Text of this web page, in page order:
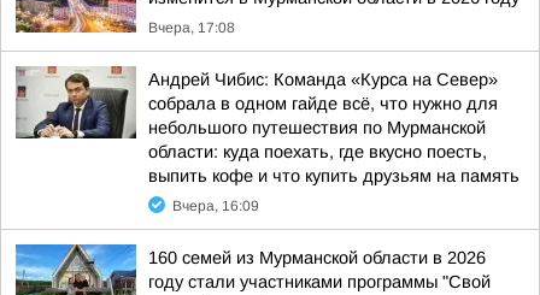
Вчера, 17:08
Андрей Чибис: Команда «Курса на Север»
собрала в одном гайде всё, что нужно для
небольшого путешествия по Мурманской
области: куда поехать, где вкусно поесть,
выпить кофе и что купить друзьям на память
Вчера, 16:09
160 семей из Мурманской области в 2026
году стали участниками программы "Свой